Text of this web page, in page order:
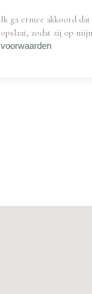
Ik ga ermee akkoord
opslaat, zodat zij op
voorwaarden